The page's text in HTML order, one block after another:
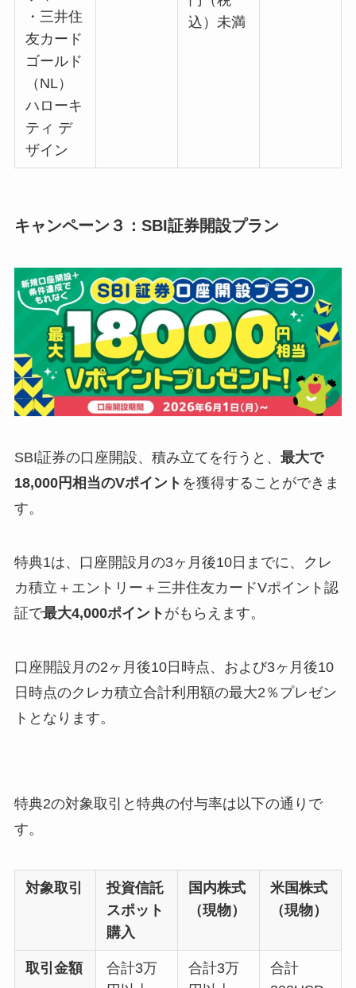
・三井住
友カード
ゴールド
（NL）
ハローキ
ティ デ
ザイン
込）未満
キャンペーン３：SBI証券開設プラン
SBI証券の口座開設、積み立てを行うと、 最大で
18,000円相当のVポイント を獲得することができま
す。
特典1は、口座開設月の3ヶ月後10日までに、クレ
カ積立＋エントリー＋三井住友カードVポイント認
証で最大4,000ポイント がもらえます。
口座開設月の2ヶ月後10日時点、および3ヶ月後10
日時点のクレカ積立合計利用額の最大2％プレゼン
トとなります。
特典2の対象取引と特典の付与率は以下の通りで
す。
対象取引
投資信託
スポット
購入
国内株式
（現物）
米国株式
（現物）
取引金額
合計3万
合計3万
合計